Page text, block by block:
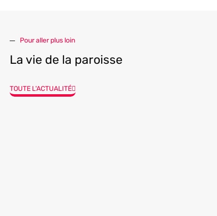
Pour aller plus loin
La vie de la paroisse
TOUTE L'ACTUALITÉ